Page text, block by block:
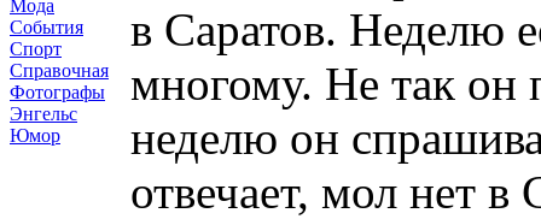
Мода
События
Спорт
Справочная
Фотографы
Энгельс
Юмор
в Саратов. Неделю
многому. Не так он
неделю он
отвечает, мол нет